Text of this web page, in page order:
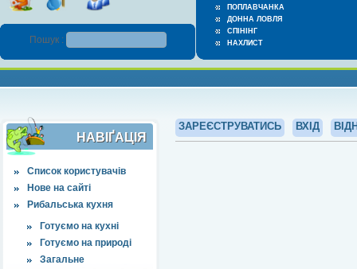
ПОПЛАВЧАНКА
ДОННА ЛОВЛЯ
СПІНІНГ
НАХЛИСТ
Пошук :
НАВІҐАЦІЯ
Список користувачів
Нове на сайті
Рибальська кухня
Готуємо на кухні
Готуємо на природі
Загальне
ЗАРЕЄСТРУВАТИСЬ ВХІД